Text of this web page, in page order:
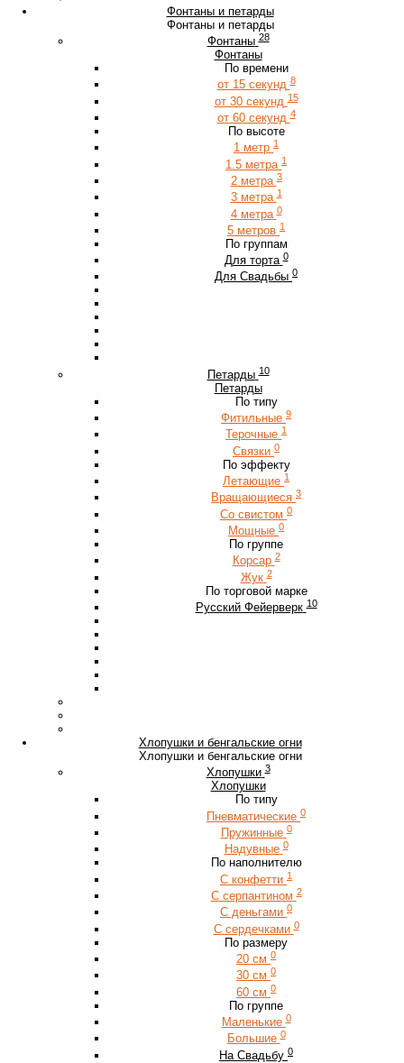
Фонтаны и петарды
Фонтаны и петарды
Фонтаны 28
Фонтаны
По времени
от 15 секунд 8
от 30 секунд 15
от 60 секунд 4
По высоте
1 метр 1
1.5 метра 1
2 метра 3
3 метра 1
4 метра 0
5 метров 1
По группам
Для торта 0
Для Свадьбы 0
Петарды 10
Петарды
По типу
Фитильные 9
Терочные 1
Связки 0
По эффекту
Летающие 1
Вращающиеся 3
Со свистом 0
Мощные 0
По группе
Корсар 2
Жук 2
По торговой марке
Русский Фейерверк 10
Хлопушки и бенгальские огни
Хлопушки и бенгальские огни
Хлопушки 3
Хлопушки
По типу
Пневматические 0
Пружинные 0
Надувные 0
По наполнителю
С конфетти 1
С серпантином 2
С деньгами 0
С сердечками 0
По размеру
20 см 0
30 см 0
60 см 0
По группе
Маленькие 0
Большие 0
На Свадьбу 0